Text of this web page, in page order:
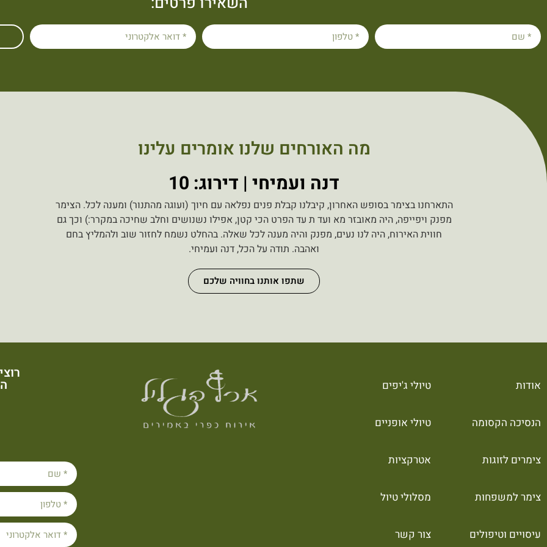
מה האורחים שלנו אומרים עלינו
דנה ועמיחי | דירוג: 10
התארחנו בצימר בסופש האחרון, קיבלנו קבלת פנים נפלאה עם חיוך (ועוגה מהתנור) ומענה לכל. הצימר
מפנק ויפייפה, היה מאובזר מא ועד ת עד הפרט הכי קטן, אפילו נשנושים וחלב שחיכה במקרר:) וכך גם
חווית האירוח, היה לנו נעים, מפנק והיה מענה לכל שאלה. בהחלט נשמח לחזור שוב ולהמליץ בחם
ואהבה. תודה על הכל, דנה ועמיחי.
שתפו אותנו בחוויה שלכם
אודות
הנסיכה הקסומה
צימרים לזוגות
צימר למשפחות
עיסויים וטיפולים
טיולי ג'יפים
טיולי אופניים
אטרקציות
מסלולי טיול
צור קשר